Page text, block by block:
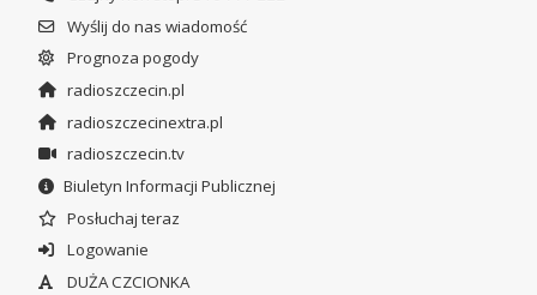
Wyślij do nas wiadomość
Prognoza pogody
radioszczecin.pl
radioszczecinextra.pl
radioszczecin.tv
Biuletyn Informacji Publicznej
Posłuchaj teraz
Logowanie
DUŻA CZCIONKA